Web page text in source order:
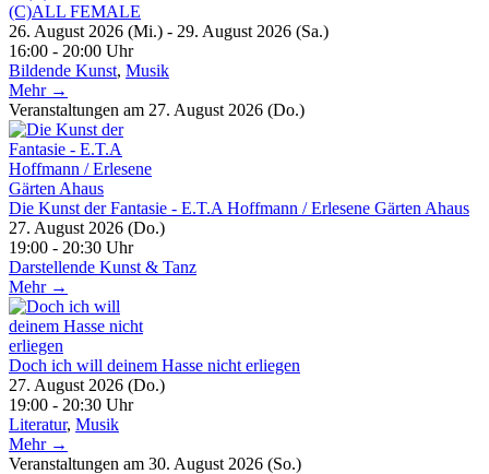
(C)ALL FEMALE
26. August 2026 (Mi.) - 29. August 2026 (Sa.)
16:00 - 20:00 Uhr
Bildende Kunst, Musik
Mehr →
Veranstaltungen am 27. August 2026 (Do.)
Die Kunst der Fantasie - E.T.A Hoffmann / Erlesene Gärten Ahaus
27. August 2026 (Do.)
19:00 - 20:30 Uhr
Darstellende Kunst & Tanz
Mehr →
Doch ich will deinem Hasse nicht erliegen
27. August 2026 (Do.)
19:00 - 20:30 Uhr
Literatur, Musik
Mehr →
Veranstaltungen am 30. August 2026 (So.)